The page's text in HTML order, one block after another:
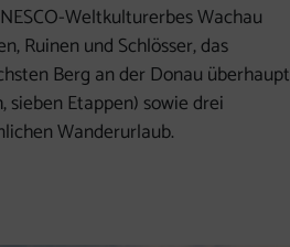
Weltkulturerbes Wachau
Ruinen und Schlösser, das
Berg an der Donau überhaupt
Etappen) sowie drei
Wanderurlaub.